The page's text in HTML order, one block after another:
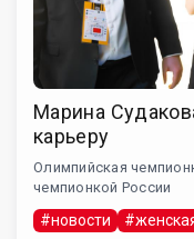
Марина
карьеру
Олимпийская
чемпионкой России
#новости